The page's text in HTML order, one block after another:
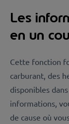
Les
en un
Cette fonction
carburant, des
disponibles
informations,
de cause où